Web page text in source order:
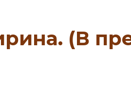
(В